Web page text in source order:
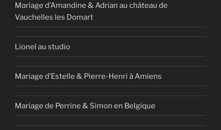
Mariage d’Amandine & Adrian au château de
Vauchelles les Domart
Lionel au studio
Mariage d’Estelle & Pierre-Henri à Amiens
Mariage de Perrine & Simon en Belgique